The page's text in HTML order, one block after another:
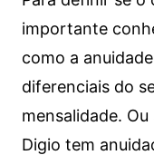
importante
como a
diferenciais do
mensalidade.
Digio tem